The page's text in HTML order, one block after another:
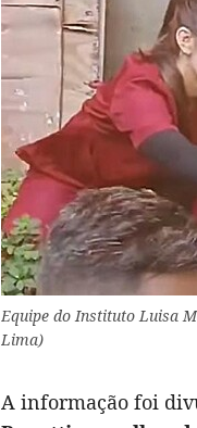
Equipe do Instituto Luisa
Lima)
A informação foi